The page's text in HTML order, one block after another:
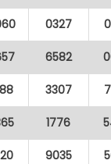
0327
6582
3307
1776
9035